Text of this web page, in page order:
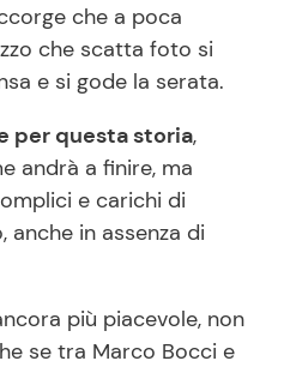
che a poca
che scatta foto si
e si gode la serata.
per questa storia,
andrà a finire, ma
e carichi di
in assenza di
più piacevole, non
se tra Marco Bocci e